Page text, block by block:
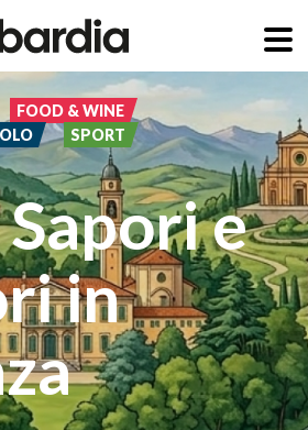
FOOD & WINE
SPORT
e
in